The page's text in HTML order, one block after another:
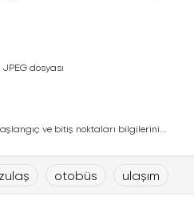
dosyası
ve bitiş noktaları bilgilerini...
otobüs ulaşım